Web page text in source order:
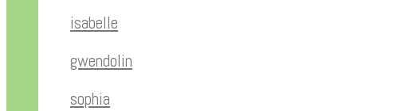
isabelle
gwendolin
sophia